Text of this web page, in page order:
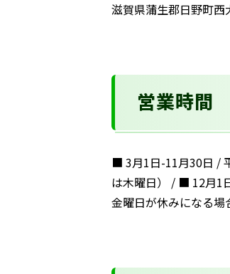
滋賀県蒲生郡日野町西
営業時間
■ 3月1日-11月30日 /
は木曜日） / ■ 12月1
金曜日が休みになる場